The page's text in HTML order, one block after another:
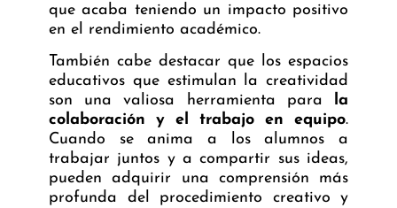
que acaba teniendo un impacto positivo
en el rendimiento académico.
También cabe destacar que los espacios
educativos que estimulan la creatividad
son una valiosa herramienta para la
colaboración y el trabajo en equipo.
Cuando se anima a los alumnos a
trabajar juntos y a compartir sus ideas,
pueden adquirir una comprensión más
profunda del procedimiento creativo y